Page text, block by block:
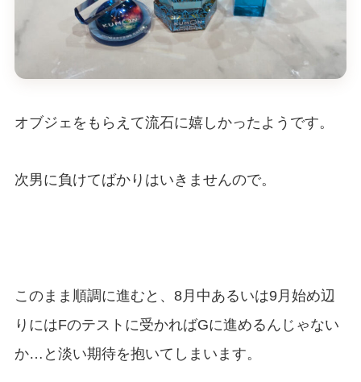
オブジェをもらえて流石に嬉しかったようです。
次男に負けてばかりはいきませんので。
このまま順調に進むと、8月中あるいは9月始め辺
りにはFのテストに受かればGに進めるんじゃない
か…と淡い期待を抱いてしまいます。